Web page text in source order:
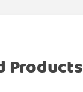
Products